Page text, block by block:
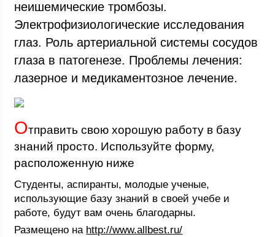
неишемические тромбозы.
Электрофизиологические исследования
глаз. Роль артериальной системы сосудов
глаза в патогенезе. Проблемы лечения:
лазерное и медикаментозное лечение.
Отправить свою хорошую работу в базу
знаний просто. Используйте форму,
расположенную ниже
Студенты, аспиранты, молодые ученые,
использующие базу знаний в своей учебе и
работе, будут вам очень благодарны.
Размещено на http://www.allbest.ru/